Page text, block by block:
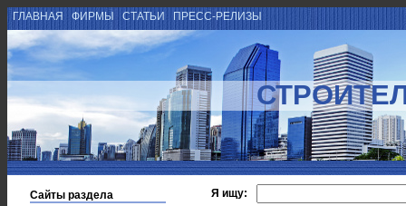
ГЛАВНАЯ ФИРМЫ СТАТЬИ ПРЕСС-РЕЛИЗЫ
Сайты раздела Я ищу: